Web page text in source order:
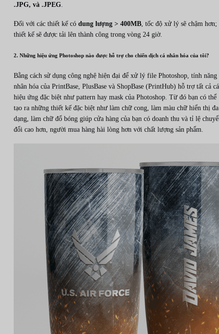
.JPG, và .JPEG
Đối với các thiết kế có dung lượng > 400MB, tốc độ xử lý sẽ chậm hơn;
thiết kế sẽ được tải lên thành công trong vòng 24 giờ.
2. Những hiệu ứng Photoshop nào được hỗ trợ cho chiến dịch cá nhân hóa của tôi?
Bằng cách sử dụng công nghệ hiện đại để xử lý file Photoshop, tính năng
nhân hóa của PrintBase, PlusBase và ShopBase (PrintHub) hỗ trợ tất cả
hiệu ứng đặc biệt như pattern hay mask của Photoshop. Từ đó bạn có thể
tạo ra những thiết kế đặc biệt như làm chữ cong, làm màu chữ hiển thị đa
dạng, làm chữ đổ bóng giúp cửa hàng của bạn có doanh thu và tỉ lệ
đổi cao hơn, người mua hàng hài lòng hơn với chất lượng sản phẩm.